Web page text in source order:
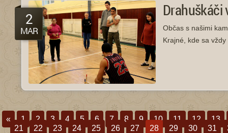
2
MAR
Drahuškáči
Občas s našimi
Krajné, kde sa
« 1 2 3 4 5 6 7 8 9 10 11 12
13
21
22 23 24 25 26 27 28 29 30 31